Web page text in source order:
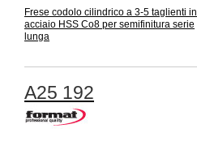
Frese codolo cilindrico a 3-5 taglienti in
acciaio HSS Co8 per semifinitura serie
lunga
A25 192